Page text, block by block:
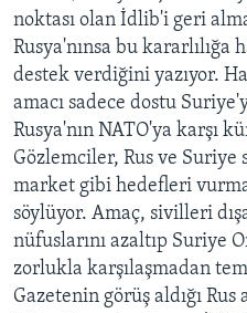
noktası olan İdlib'i geri
Rusya'nınsa bu kararlılığa
destek verdiğini yazıyor.
amacı sadece dostu
Rusya'nın NATO'ya karşı
Gözlemciler, Rus ve Suriye
market gibi hedefleri
söylüyor. Amaç, sivilleri
nüfuslarını azaltıp Suriye
zorlukla karşılaşmadan
Gazetenin görüş aldığı